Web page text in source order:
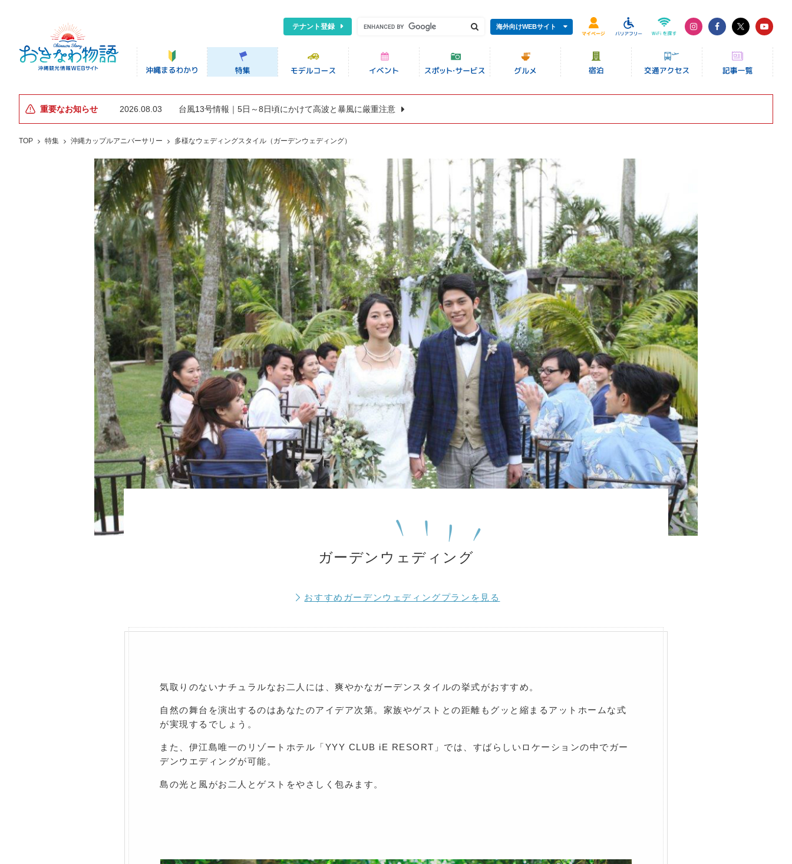
テナント登録 海外向けWEBサイト
重要なお知らせ 2026.08.03 台風13号情報｜5日～8日頃にかけて高波と暴風に厳重注意
TOP 特集 沖縄カップルアニバーサリー 多様なウェディングスタイル（ガーデンウェディング）
ガーデンウェディング
おすすめガーデンウェディングプランを見る
気取りのないナチュラルなお二人には、爽やかなガーデンスタイルの挙式がおすすめ。
自然の舞台を演出するのはあなたのアイデア次第。家族やゲストとの距離もグッと縮まるアットホームな式
が実現するでしょう。
また、伊江島唯一のリゾートホテル「YYY CLUB iE RESORT」では、すばらしいロケーションの中でガー
デンウエディングが可能。
島の光と風がお二人とゲストをやさしく包みます。